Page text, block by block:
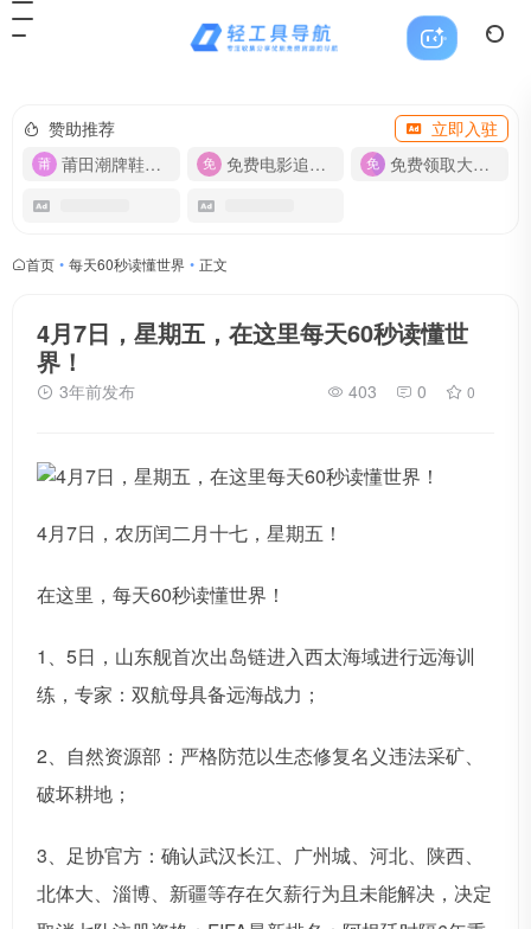
赞助推荐
立即入驻
莆田潮牌鞋服-货源
免费电影追剧APP 免费领取大流量卡【500G】
首页 • 每天60秒读懂世界 • 正文
4月7日，星期五，在这里每天60秒读懂世
界！
3年前发布 403 0 0
4月7日，农历闰二月十七，星期五！
在这里，每天60秒读懂世界！
1、5日，山东舰首次出岛链进入西太海域进行远海训
练，专家：双航母具备远海战力；
2、自然资源部：严格防范以生态修复名义违法采矿、
破坏耕地；
3、足协官方：确认武汉长江、广州城、河北、陕西、
北体大、淄博、新疆等存在欠薪行为且未能解决，决定